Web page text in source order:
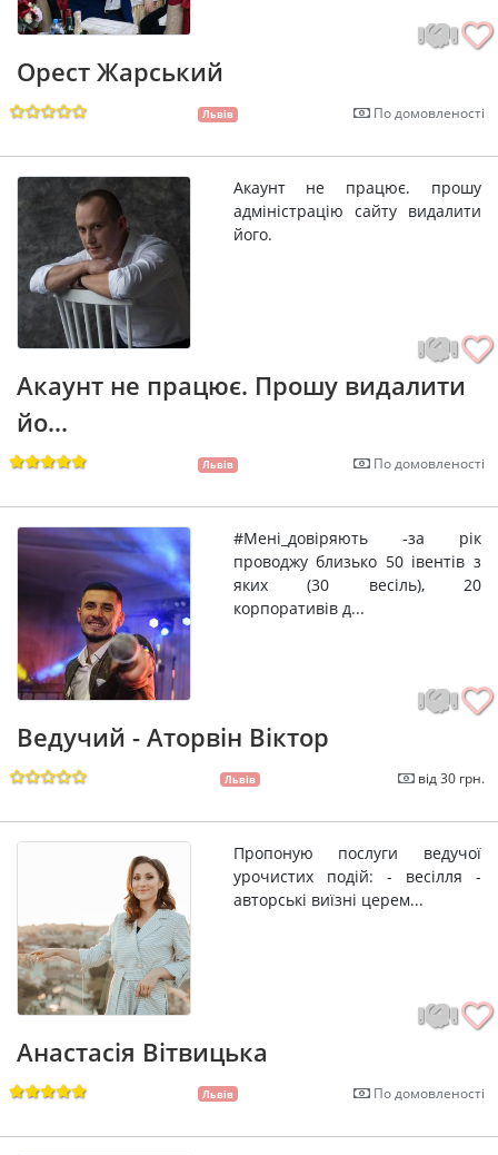
Орест Жарський
Львів По домовленості
Акаунт не працює. прошу
адміністрацію сайту видалити
його.
Акаунт не працює. Прошу видалити
йо...
Львів По домовленості
#Мені_довіряють -за рік
проводжу близько 50 івентів з
яких (30 весіль), 20
корпоративів д...
Ведучий - Аторвін Віктор
Львів від 30 грн.
Пропоную послуги ведучої
урочистих подій: - весілля -
авторські виїзні церем...
Анастасія Вітвицька
Львів По домовленості